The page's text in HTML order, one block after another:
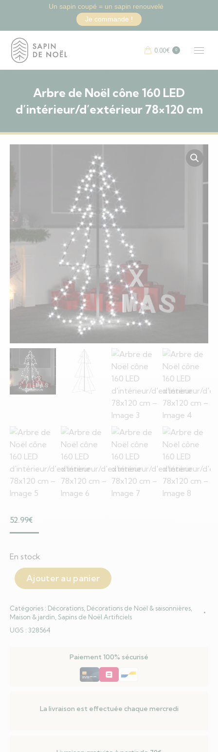
0.00€ 0
Arbre de Noël cône 160 LED
d’intérieur/d’extérieur 78×120 cm
52.99€
En stock
Ajouter au panier
Catégories : Décorations Décorations de Noël & saisonnières
Maison & jardin Sapins de Noël Artificiels
UGS : 328564
Paiement 100% sécurisé
La livraison est effectuée chaque mercredi
Un sapin coupé = un sapin renouvelé
Je commande !